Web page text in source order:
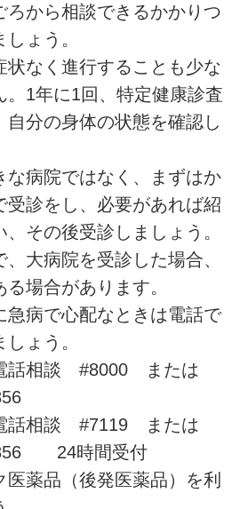
ろから相談できるかかりつ
ょう。
状なく進行することも少な
。1年に1回、特定健康診査
自分の身体の状態を確認し
な病院ではなく、まずはか
受診をし、必要があれば紹
その後受診しましょう。
大病院を受診した場合、
場合があります。
急病で心配なときは電話で
ょう。
話相談 #8000 または
話相談 #7119 または
24時間受付
医薬品（後発医薬品）を利